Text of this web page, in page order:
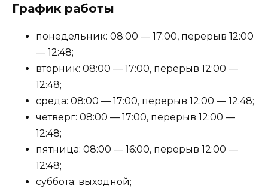
График работы
понедельник: 08:00 — 17:00, перерыв 12:00
— 12:48;
вторник: 08:00 — 17:00, перерыв 12:00 —
12:48;
среда: 08:00 — 17:00, перерыв 12:00 — 12:48;
четверг: 08:00 — 17:00, перерыв 12:00 —
12:48;
пятница: 08:00 — 16:00, перерыв 12:00 —
12:48;
суббота: выходной;